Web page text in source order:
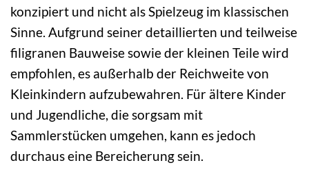
konzipiert und nicht als Spielzeug im klassischen
Sinne. Aufgrund seiner detaillierten und teilweise
filigranen Bauweise sowie der kleinen Teile wird
empfohlen, es außerhalb der Reichweite von
Kleinkindern aufzubewahren. Für ältere Kinder
und Jugendliche, die sorgsam mit
Sammlerstücken umgehen, kann es jedoch
durchaus eine Bereicherung sein.